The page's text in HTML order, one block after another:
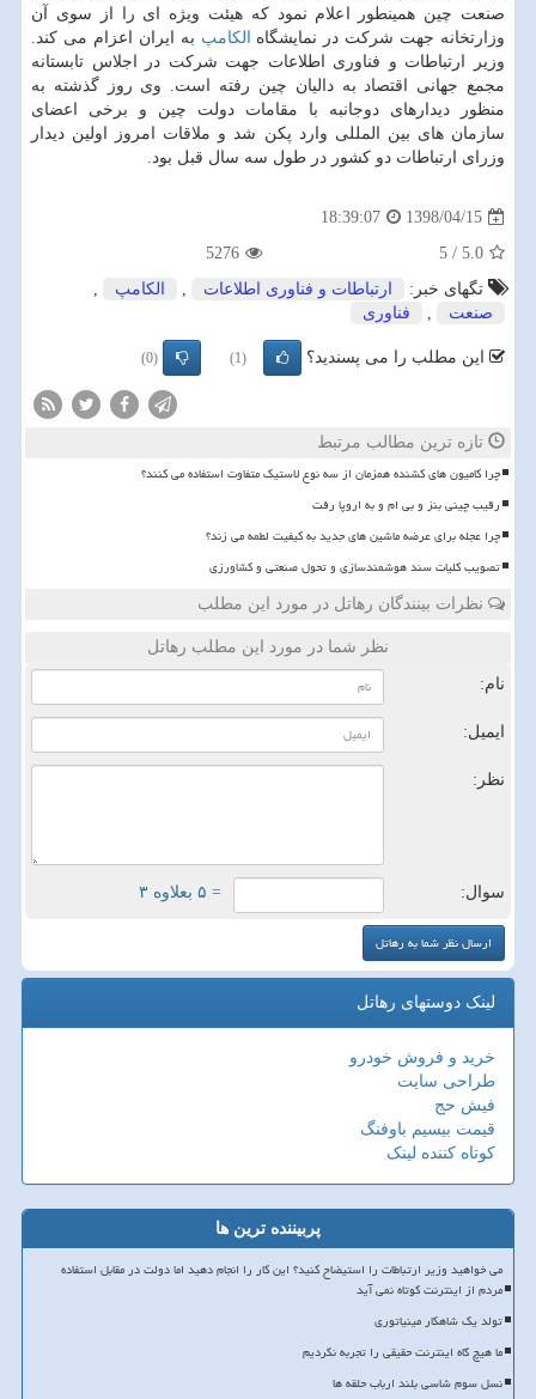
صنعت چین همینطور اعلام نمود كه هیئت ویژه ای را از سوی آن
وزارتخانه جهت شركت در نمایشگاه الكامپ به ایران اعزام می كند.
وزیر ارتباطات و فناوری اطلاعات جهت شركت در اجلاس تابستانه
مجمع جهانی اقتصاد به دالیان چین رفته است. وی روز گذشته به
منظور دیدارهای دوجانبه با مقامات دولت چین و برخی اعضای
سازمان های بین المللی وارد پكن شد و ملاقات امروز اولین دیدار
وزرای ارتباطات دو كشور در طول سه سال قبل بود.
1398/04/15
18:39:07
5.0
/
5
5276
تگهای خبر:
ارتباطات و فناوری اطلاعات , الكامپ
,
صنعت
, فناوری
این مطلب را می پسندید؟ (1)
(0)
تازه ترین مطالب مرتبط
چرا کامیون های کشنده همزمان از سه نوع لاستیک متفاوت استفاده می کنند؟
رقیب چینی بنز و بی ام و به اروپا رفت
چرا عجله برای عرضه ماشین های جدید به کیفیت لطمه می زند؟
تصویب کلیات سند هوشمندسازی و تحول صنعتی و کشاورزی
نظرات بینندگان رهاتل در مورد این مطلب
نظر شما در مورد این مطلب رهاتل
نام:
ایمیل:
نظر:
سوال: = ۵ بعلاوه ۳
لینک دوستهای رهاتل
خرید و فروش خودرو
طراحی سایت
فیش حج
قیمت بیسیم باوفنگ
کوتاه کننده لینک
پربیننده ترین ها
می خواهید وزیر ارتباطات را استیضاح کنید؟ این کار را انجام دهید اما دولت در مقابل استفاده
مردم از اینترنت کوتاه نمی آید
تولد یک شاهکار مینیاتوری
ما هیچ گاه اینترنت حقیقی را تجربه نکردیم
نسل سوم شاسی بلند ارباب حلقه ها